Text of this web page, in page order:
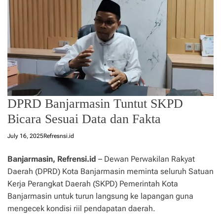
DPRD Banjarmasin Tuntut SKPD
Bicara Sesuai Data dan Fakta
July 16, 2025Refresnsi.id
Banjarmasin, Refrensi.id – Dewan Perwakilan Rakyat
Daerah (DPRD) Kota Banjarmasin meminta seluruh Satuan
Kerja Perangkat Daerah (SKPD) Pemerintah Kota
Banjarmasin untuk turun langsung ke lapangan guna
mengecek kondisi riil pendapatan daerah.